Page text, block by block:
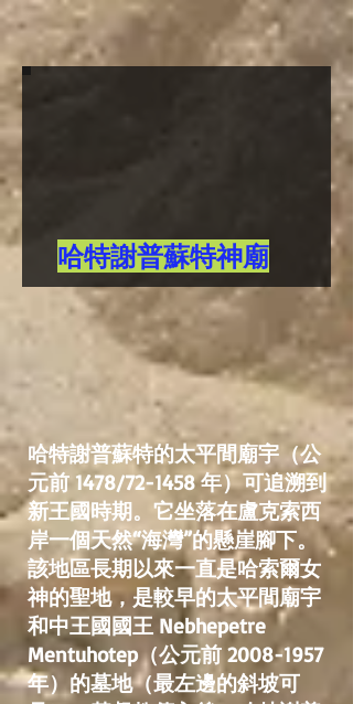
哈特謝普蘇特神廟
哈特謝普蘇特的太平間廟宇（公
元前 1478/72-1458 年）可追溯到
新王國時期。它坐落在盧克索西
岸一個天然“海灣”的懸崖腳下。
該地區長期以來一直是哈索爾女
神的聖地，是較早的太平間廟宇
和中王國國王 Nebhepetre
Mentuhotep（公元前 2008-1957
年）的墓地（最左邊的斜坡可